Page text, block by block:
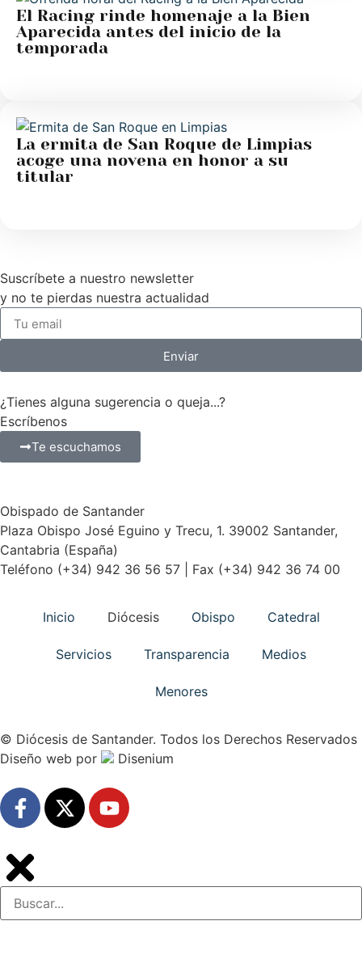
El Racing rinde homenaje a la Bien
Aparecida antes del inicio de la
temporada
La ermita de San Roque de Limpias
acoge una novena en honor a su
titular
Suscríbete a nuestro newsletter
y no te pierdas nuestra actualidad
Enviar
¿Tienes alguna sugerencia o queja...?
Escríbenos
Te escuchamos
Obispado de Santander
Plaza Obispo José Eguino y Trecu, 1. 39002 Santander,
Cantabria (España)
Teléfono (+34) 942 36 56 57 | Fax (+34) 942 36 74 00
Inicio Diócesis Obispo Catedral
Servicios Transparencia Medios
Menores
© Diócesis de Santander. Todos los Derechos Reservados
Diseño web por Disenium